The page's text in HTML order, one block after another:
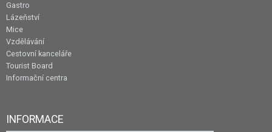
Gastro
Lázeňství
Mice
Vzdělávání
Cestovní kanceláře
Tourist Board
Informační centra
INFORMACE